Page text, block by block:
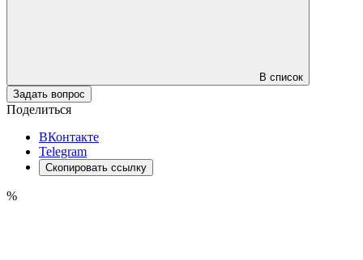
В список
Задать вопрос
Поделиться
ВКонтакте
Telegram
Скопировать ссылку
%